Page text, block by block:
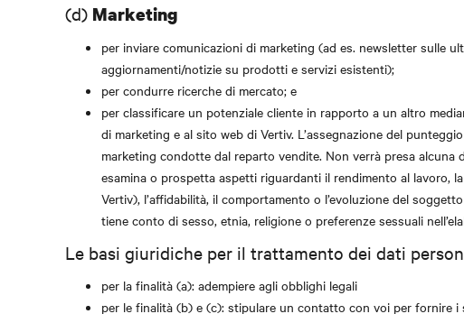
(d) Marketing
per inviare comunicazioni di marketing (ad es. newsletter sulle
aggiornamenti/notizie su prodotti e servizi esistenti);
per condurre ricerche di mercato; e
per classificare un potenziale cliente in rapporto a un altro
di marketing e al sito web di Vertiv. L’assegnazione del
marketing condotte dal reparto vendite. Non verrà presa
esamina o prospetta aspetti riguardanti il rendimento al lavoro,
Vertiv), l’affidabilità, il comportamento o l’evoluzione del
tiene conto di sesso, etnia, religione o preferenze sessuali
Le basi giuridiche per il trattamento dei dati
per la finalità (a): adempiere agli obblighi legali
per le finalità (b) e (c): stipulare un contatto con voi per fornire